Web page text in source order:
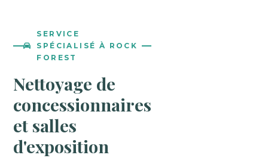
SERVICE
SPÉCIALISÉ À ROCK
FOREST
Nettoyage de
concessionnaires
et salles
d'exposition